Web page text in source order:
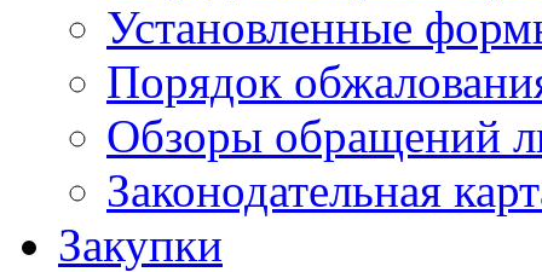
Установленные
Порядок
Обзоры обращений
Законодательная
Закупки